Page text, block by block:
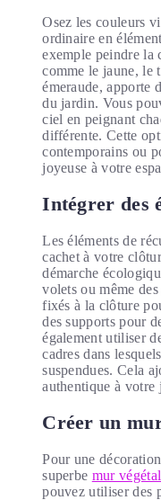
Osez les couleurs
ordinaire en
exemple peindre la
comme le jaune, le
émeraude, apporte
du jardin. Vous
ciel en peignant
différente. Cette
contemporains ou
joyeuse à votre
Intégrer des
Les éléments de
cachet à votre
démarche
volets ou même
fixés à la clôture
des supports pour
également utiliser
cadres dans
suspendues. Cela
authentique à votre
Créer un
Pour une
superbe mur végétal
pouvez utiliser des